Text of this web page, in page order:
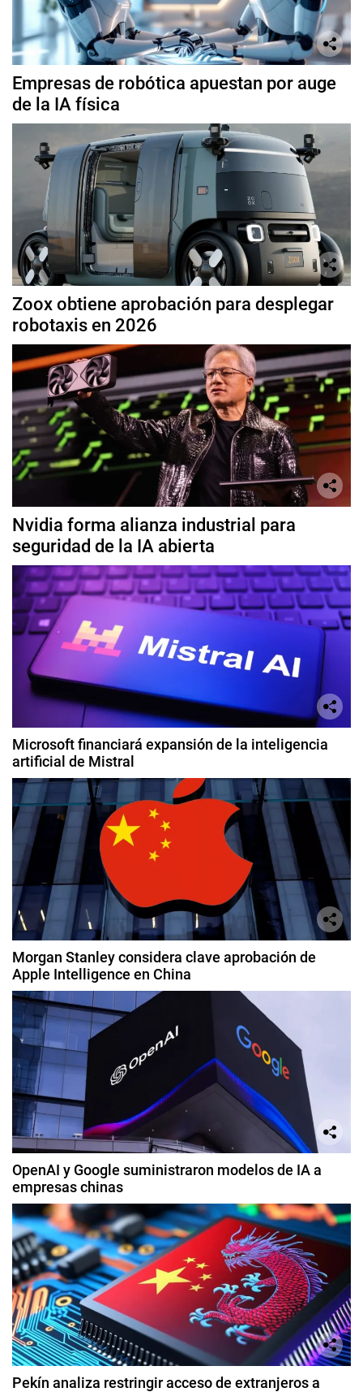
Empresas de robótica apuestan por auge
de la IA física
Zoox obtiene aprobación para desplegar
robotaxis en 2026
Nvidia forma alianza industrial para
seguridad de la IA abierta
Microsoft financiará expansión de la inteligencia
artificial de Mistral
Morgan Stanley considera clave aprobación de
Apple Intelligence en China
OpenAI y Google suministraron modelos de IA a
empresas chinas
Pekín analiza restringir acceso de extranjeros a